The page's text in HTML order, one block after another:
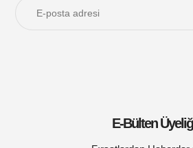
E-Bülten